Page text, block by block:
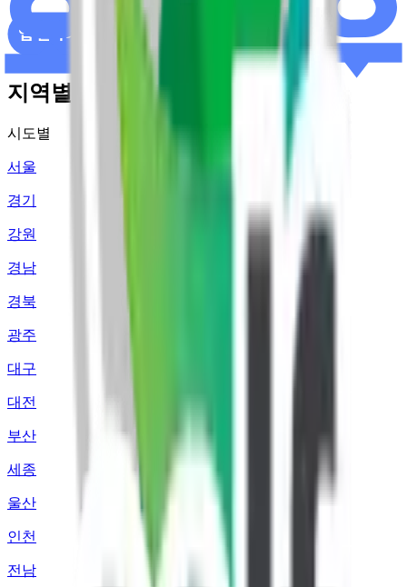
지역별 주유소 가격 정보
시도별
서울
경기
강원
경남
경북
광주
대구
대전
부산
세종
울산
인천
전남